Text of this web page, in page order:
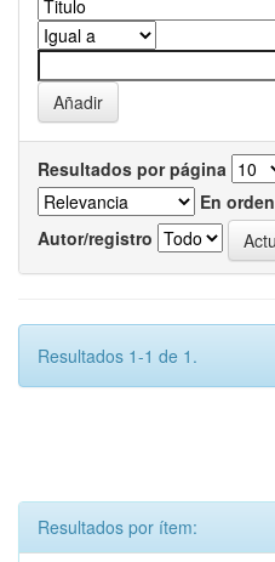
Resultados por página
En orden
Autor/registro
Resultados 1-1 de 1.
Resultados por ítem: